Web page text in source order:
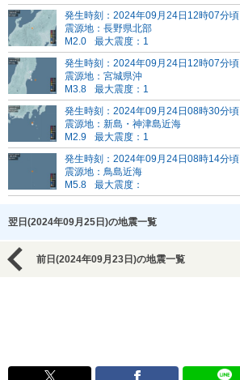
発生時刻：2024年09月24日12時07分頃
震源地：長野県北部
M2.0
最大震度：1
発生時刻：2024年09月24日12時07分頃
震源地：宮城県沖
M3.8
最大震度：1
発生時刻：2024年09月24日08時30分頃
震源地：新島・神津島近海
M2.9
最大震度：1
発生時刻：2024年09月24日08時14分頃
震源地：鳥島近海
M5.8
最大震度：
翌日(2024年09月25日)の地震一覧
前日(2024年09月23日)の地震一覧